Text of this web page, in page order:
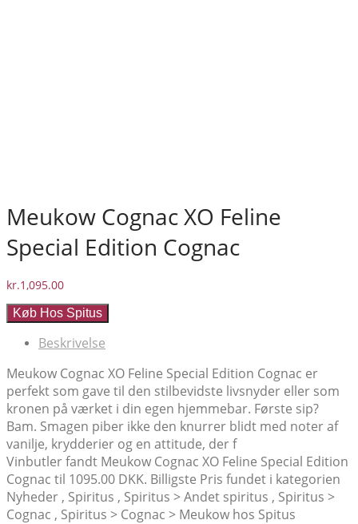
Meukow Cognac XO Feline
Special Edition Cognac
kr.1,095.00
Køb Hos Spitus
Beskrivelse
Meukow Cognac XO Feline Special Edition Cognac er
perfekt som gave til den stilbevidste livsnyder eller som
kronen på værket i din egen hjemmebar. Første sip?
Bam. Smagen piber ikke den knurrer blidt med noter af
vanilje, krydderier og en attitude, der f
Vinbutler fandt Meukow Cognac XO Feline Special Edition
Cognac til 1095.00 DKK. Billigste Pris fundet i kategorien
Nyheder , Spiritus , Spiritus > Andet spiritus , Spiritus >
Cognac , Spiritus > Cognac > Meukow hos Spitus